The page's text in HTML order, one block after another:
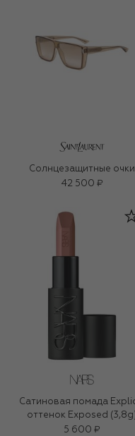
Солнцезащитные очки
42 500 ₽
Сатиновая помада
оттенок Exposed
5 600 ₽